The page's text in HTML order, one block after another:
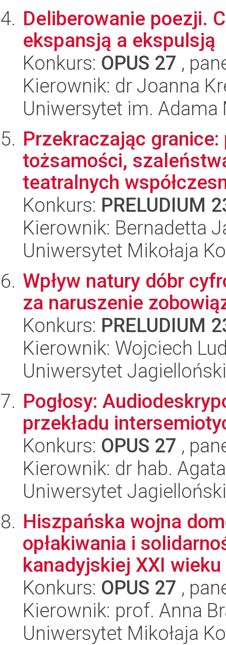
Deliberowanie poezji.
ekspansją a ekspulsją
Konkurs: OPUS 27 ,
Kierownik: dr Joanna
Uniwersytet im.
Przekraczając
tożsamości,
teatralnych
Konkurs: PRELUDIUM
Kierownik: Bernadetta
Uniwersytet Mikołaja
Wpływ natury dóbr
za naruszenie
Konkurs: PRELUDIUM
Kierownik: Wojciech
Uniwersytet Jagielloński
Pogłosy:
przekładu
Konkurs: OPUS 27 ,
Kierownik: dr hab.
Uniwersytet Jagielloński
Hiszpańska wojna
opłakiwania i
kanadyjskiej XXI wieku
Konkurs: OPUS 27 ,
Kierownik: prof. Anna
Uniwersytet Mikołaja